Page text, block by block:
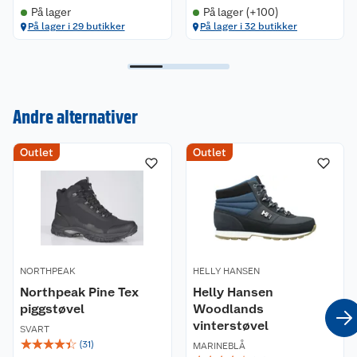
for å bevare overdelene og skoens egenskaper.
På lager
På lager i 29 butikker
På lager (+100)
På lager i 32 butikker
Andre alternativer
Outlet
NORTHPEAK
Northpeak Pine Tex
piggstøvel
SVART
☆☆☆☆☆ (31)
Outlet
HELLY HANSEN
Helly Hansen
Woodlands
vinterstøvel
MARINEBLÅ
Nyheter
Våre merkevarer
Coop kjeder
Kundeservice
Kontakt oss
Angre- og returrett
Ofte stilte spørsmål
Betalingsalternativer